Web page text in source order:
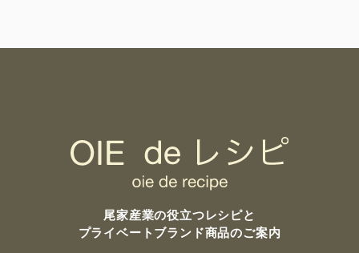
尾家産業の役立つレシピと
プライベートブランド商品のご案内